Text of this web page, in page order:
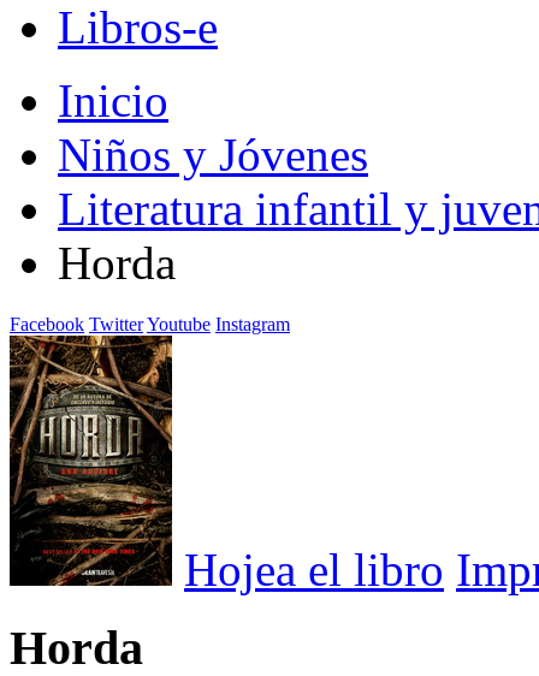
Libros-e
Inicio
Niños y Jóvenes
Literatura infantil y
Horda
Facebook TwitterYoutube Instagram
Hojea el libro
Horda